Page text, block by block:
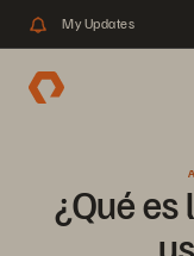
My Updates
¿Qué